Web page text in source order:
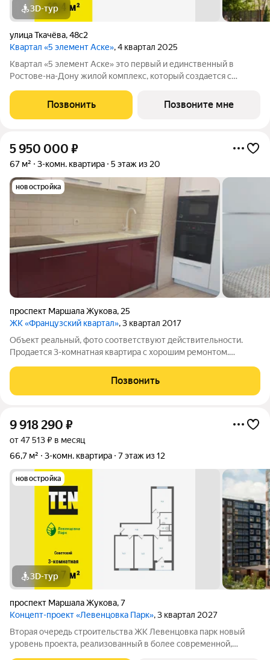
3D-тур
улица Ткачёва,48с2
Квартал «5 элемент Аске», 4 квартал 2025
Квартал «5 элемент Аске» это первый и единственный в
Ростове-на-Дону жилой комплекс, который создается с
Аске. Серия масштабных произведений на фасадах,
выполненных художником с мировым именем
Позвонить Позвоните мне
5 950 000 ₽
67 м² 3-комн. квартира 5 этаж из 20
новостройка
проспект Маршала Жукова, 25
ЖК «Французский квартал», 3 квартал 2017
Объект реальный, фото соответствуют действительности.
Продается 3-комнатная квартира с хорошим ремонтом.
комнаты Раздельный санузел Подъезд в идеальном состоянии,
новые лифты Отличное расположение:
Позвонить
9 918 290 ₽
от 47 513 ₽ в месяц
66,7 м²
3-комн. квартира 7 этаж из 12
новостройка
3D-тур
проспект Маршала Жукова,7
Концепт-проект «Левенцовка Парк», 3 квартал 2027
Вторая очередь строительства ЖК Левенцовка парк новый
уровень проекта, реализованный в более современной,